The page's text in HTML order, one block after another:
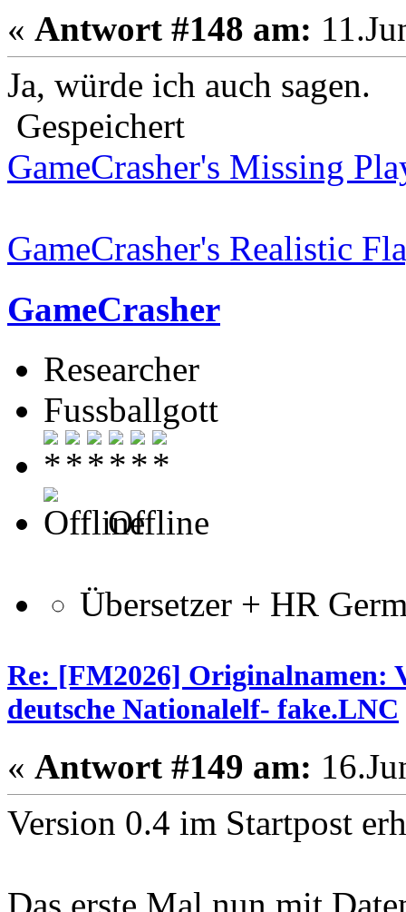
« Antwort #148 am:
Ja, würde ich auch sagen.
Gespeichert
GameCrasher's Missing
GameCrasher's Realistic
GameCrasher
Researcher
Fussballgott
Offline
Übersetzer + HR
Re: [FM2026] Originalnamen:
deutsche Nationalelf- fake.LNC
« Antwort #149 am:
Version 0.4 im Startpost